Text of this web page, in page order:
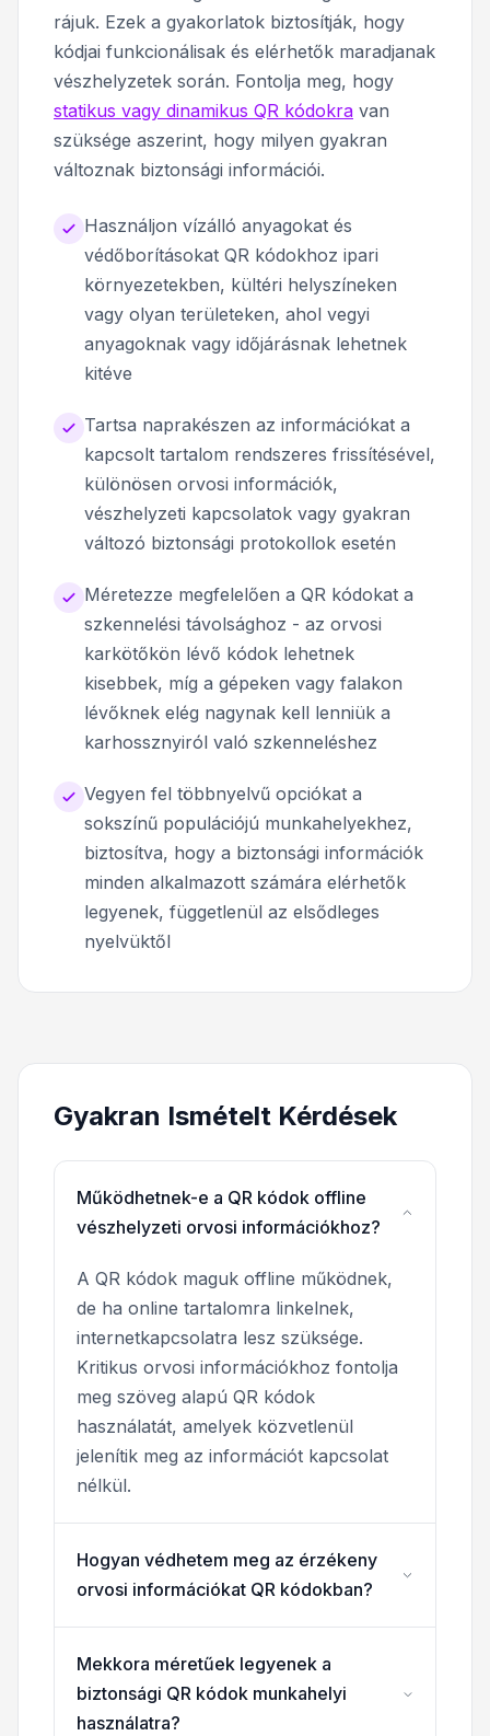
rájuk. Ezek a gyakorlatok biztosítják, hogy
kódjai funkcionálisak és elérhetők maradjanak
vészhelyzetek során. Fontolja meg, hogy
statikus vagy dinamikus QR kódokra van
szüksége aszerint, hogy milyen gyakran
változnak biztonsági információi.
Használjon vízálló anyagokat és
védőborításokat QR kódokhoz ipari
környezetekben, kültéri helyszíneken
vagy olyan területeken, ahol vegyi
anyagoknak vagy időjárásnak lehetnek
kitéve
Tartsa naprakészen az információkat a
kapcsolt tartalom rendszeres frissítésével,
különösen orvosi információk,
vészhelyzeti kapcsolatok vagy gyakran
változó biztonsági protokollok esetén
Méretezze megfelelően a QR kódokat a
szkennelési távolsághoz - az orvosi
karkötőkön lévő kódok lehetnek
kisebbek, míg a gépeken vagy falakon
lévőknek elég nagynak kell lenniük a
karhossznyiról való szkenneléshez
Vegyen fel többnyelvű opciókat a
sokszínű populációjú munkahelyekhez,
biztosítva, hogy a biztonsági információk
minden alkalmazott számára elérhetők
legyenek, függetlenül az elsődleges
nyelvüktől
Gyakran Ismételt Kérdések
Működhetnek-e a QR kódok offline
vészhelyzeti orvosi információkhoz?
A QR kódok maguk offline működnek,
de ha online tartalomra linkelnek,
internetkapcsolatra lesz szüksége.
Kritikus orvosi információkhoz fontolja
meg szöveg alapú QR kódok
használatát, amelyek közvetlenül
jelenítik meg az információt kapcsolat
nélkül.
Hogyan védhetem meg az érzékeny
orvosi információkat QR kódokban?
Mekkora méretűek legyenek a
biztonsági QR kódok munkahelyi
használatra?